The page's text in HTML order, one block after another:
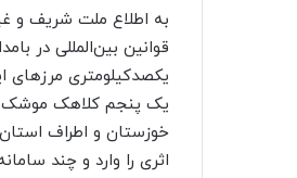
ل
ک
ی
م
به اطلاع ملت شریف و
یکصدکیلومتری مرزهای
یک پنجم کلاهک
خوزستان و اطراف
اثری را وارد و چند